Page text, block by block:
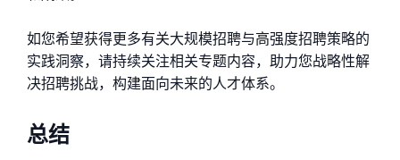
如您希望获得更多有关大规模招聘与高强度招聘策略的
实践洞察，请持续关注相关专题内容，助力您战略性解
决招聘挑战，构建面向未来的人才体系。
总结